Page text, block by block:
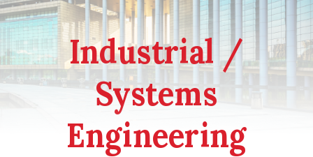
Industrial /
Systems
Engineering